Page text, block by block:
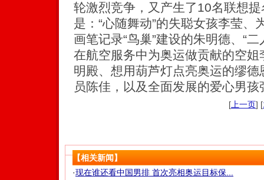
轮激烈竞争，又产生了10名联想
是：“心随舞动”的失聪女孩李莹、
画笔记录“鸟巢”建设的朱明德、“
在航空服务中为奥运做贡献的空
明殿、想用葫芦灯点亮奥运的缪
员陈佳，以及全面发展的爱心男孩
[ 上一页] [
【相关新闻】
·现在谁还看中国男排 首次亮相奥运目标保...